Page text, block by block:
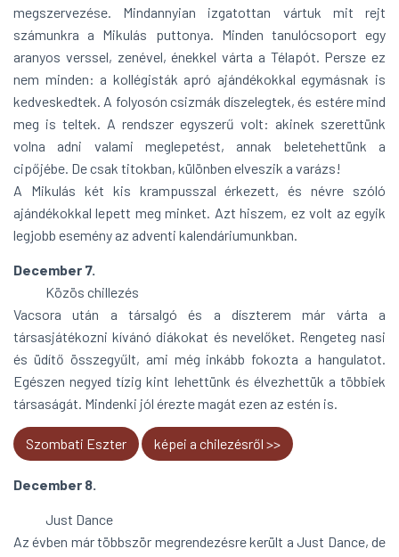
megszervezése. Mindannyian izgatottan vártuk mit rejt
számunkra a Mikulás puttonya. Minden tanulócsoport egy
aranyos verssel, zenével, énekkel várta a Télapót. Persze ez
nem minden: a kollégisták apró ajándékokkal egymásnak is
kedveskedtek. A folyosón csizmák díszelegtek, és estére mind
meg is teltek. A rendszer egyszerű volt: akinek szerettünk
volna adni valami meglepetést, annak beletehettünk a
cipőjébe. De csak titokban, különben elveszik a varázs!
A Mikulás két kis krampusszal érkezett, és névre szóló
ajándékokkal lepett meg minket. Azt hiszem, ez volt az egyik
legjobb esemény az adventi kalendáriumunkban.
December 7.
Közös chillezés
Vacsora után a társalgó és a díszterem már várta a
társasjátékozni kívánó diákokat és nevelőket. Rengeteg nasi
és üdítő összegyűlt, ami még inkább fokozta a hangulatot.
Egészen negyed tízig kint lehettünk és élvezhettük a többiek
társaságát. Mindenki jól érezte magát ezen az estén is.
Szombati Eszter képei a chilezésről >>
December 8.
Just Dance
Az évben már többször megrendezésre került a Just Dance, de